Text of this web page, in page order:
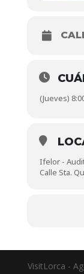
(Jueves)
Ifelor -
Calle Sta.
VisitLorca -